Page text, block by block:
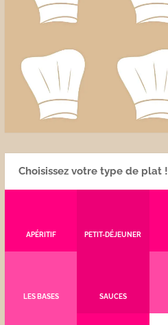
Choisissez votre type de plat !
APÉRITIF PETIT-DÉJEUNER
LES BASES SAUCES